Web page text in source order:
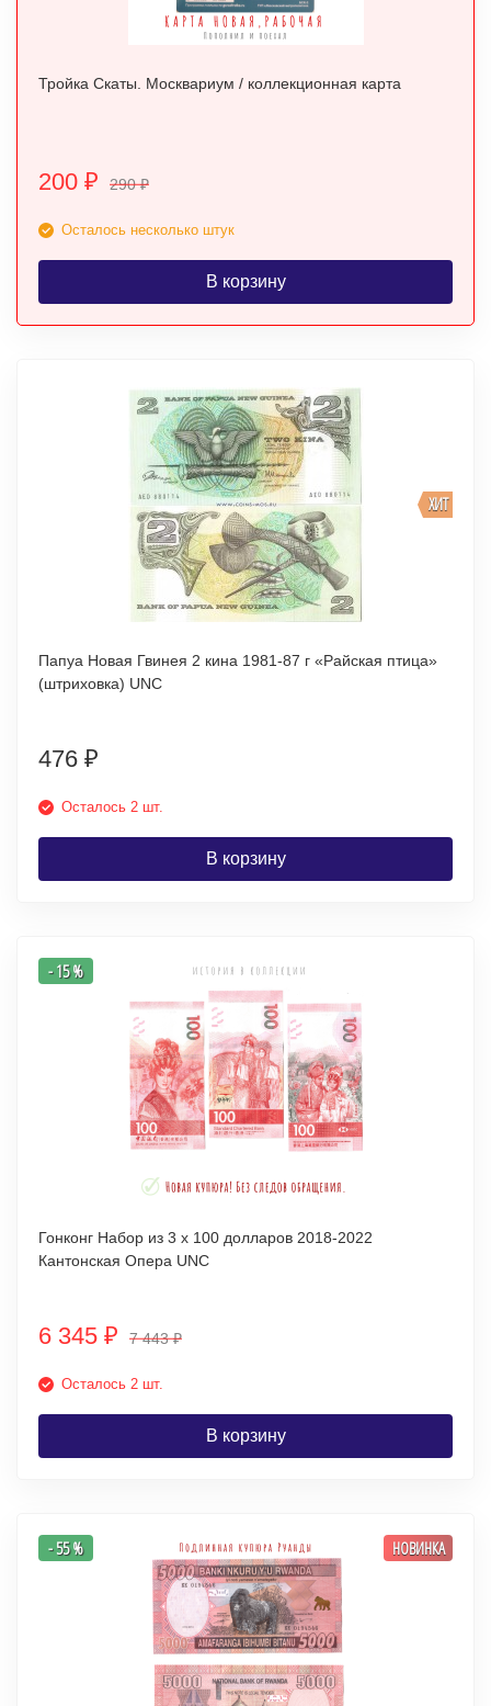
Тройка Скаты. Москвариум / коллекционная карта
200 ₽ 290₽
Осталось несколько штук
В корзину
ХИТ
Папуа Новая Гвинея 2 кина 1981-87 г «Райская птица»
(штриховка) UNC
476 ₽
Осталось 2 шт.
В корзину
- 15 %
Гонконг Набор из 3 х 100 долларов 2018-2022
Кантонская Опера UNC
6 345 ₽ 7 443₽
Осталось 2 шт.
В корзину
- 55 % НОВИНКА